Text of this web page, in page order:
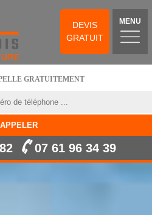
DEVIS
GRATUIT
MENU
GRATUITEMENT
07 61 96 34 39